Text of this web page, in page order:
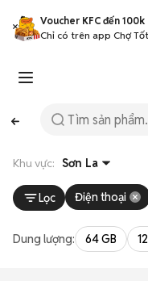
Voucher KFC đến 100k
Chỉ có trên app Chợ Tốt
Khu vực: Sơn La
Lọc Điện thoại
Dung lượng: 64 GB